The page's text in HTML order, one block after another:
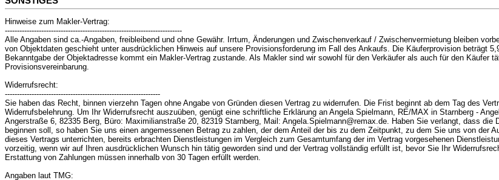
Hinweise zum Makler-Vertrag:
-------------------------------------------------------------------------
Alle Angaben sind ca.-Angaben, freibleibend und ohne Gewähr. Irrtum, Änderungen und Zwischenverkauf / Zwischenvermietung bleiben
von Objektdaten geschieht unter ausdrücklichen Hinweis auf unsere Provisionsforderung im Fall des Ankaufs. Die Käuferprovision beträgt
Bekanntgabe der Objektadresse kommt ein Makler-Vertrag zustande. Als Makler sind wir sowohl für den Verkäufer als auch für den Käufer
Provisionsvereinbarung.
Widerrufsrecht:
----------------------------------------------------------------
Sie haben das Recht, binnen vierzehn Tagen ohne Angabe von Gründen diesen Vertrag zu widerrufen. Die Frist beginnt ab dem Tag des
Widerrufsbelehrung. Um Ihr Widerrufsrecht auszuüben, genügt eine schriftliche Erklärung an Angela Spielmann, RE/MAX in Starnberg -
Angerstraße 6, 82335 Berg, Büro: Maximilianstraße 20, 82319 Starnberg, Mail: Angela.Spielmann@remax.de. Haben Sie verlangt, dass die
beginnen soll, so haben Sie uns einen angemessenen Betrag zu zahlen, der dem Anteil der bis zu dem Zeitpunkt, zu dem Sie uns von der
dieses Vertrags unterrichten, bereits erbrachten Dienstleistungen im Vergleich zum Gesamtumfang der im Vertrag vorgesehenen
vorzeitig, wenn wir auf Ihren ausdrücklichen Wunsch hin tätig geworden sind und der Vertrag vollständig erfüllt ist, bevor Sie Ihr
Erstattung von Zahlungen müssen innerhalb von 30 Tagen erfüllt werden.
Angaben laut TMG: